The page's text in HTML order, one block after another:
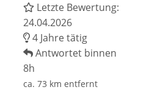
Letzte Bewertung:
24.04.2026
4 Jahre tätig
Antwortet binnen
8h
ca. 73 km entfernt